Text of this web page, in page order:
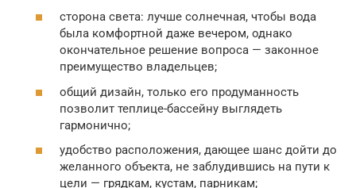
сторона света: лучше солнечная, чтобы вода
была комфортной даже вечером, однако
окончательное решение вопроса — законное
преимущество владельцев;
общий дизайн, только его продуманность
позволит теплице-бассейну выглядеть
гармонично;
удобство расположения, дающее шанс дойти до
желанного объекта, не заблудившись на пути к
цели — грядкам, кустам, парникам;